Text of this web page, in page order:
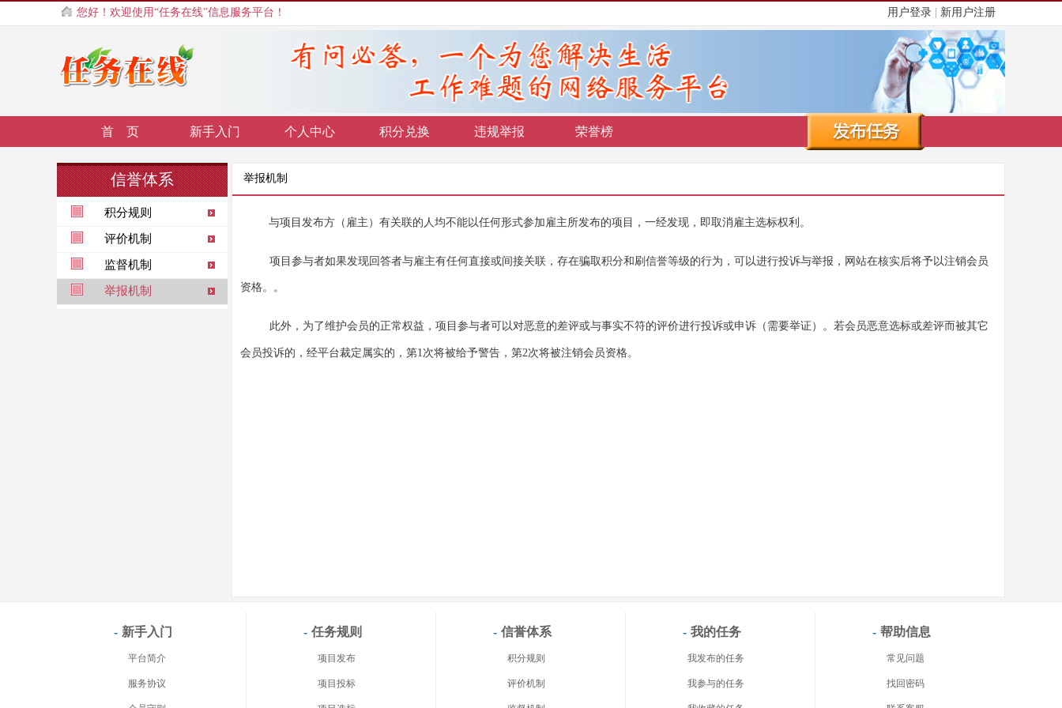
您好！欢迎使用“任务在线”信息服务平台！ 用户登录 新用户注册
首 页 新手入门 个人中心 积分兑换 违规举报 荣誉榜
信誉体系
积分规则
评价机制
监督机制
举报机制
举报机制
与项目发布方（雇主）有关联的人均不能以任何形式参加雇主所发布的项目，一经发现，即取消雇主选标权利。
项目参与者如果发现回答者与雇主有任何直接或间接关联，存在骗取积分和刷信誉等级的行为，可以进行投诉与举报，网站在核实后将予以注销会员
资格。。
此外，为了维护会员的正常权益，项目参与者可以对恶意的差评或与事实不符的评价进行投诉或申诉（需要举证）。若会员恶意选标或差评而被其它
会员投诉的，经平台裁定属实的，第1次将被给予警告，第2次将被注销会员资格。
- 新手入门
平台简介
服务协议
- 任务规则
项目发布
项目投标
- 信誉体系
积分规则
评价机制
- 我的任务
我发布的任务
我参与的任务
- 帮助信息
常见问题
找回密码